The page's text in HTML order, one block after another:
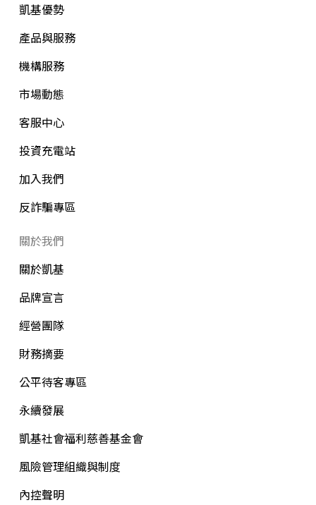
凱基優勢
產品與服務
機構服務
市場動態
客服中心
投資充電站
加入我們
反詐騙專區
關於我們
關於凱基
品牌宣言
經營團隊
財務摘要
公平待客專區
永續發展
凱基社會福利慈善基金會
風險管理組織與制度
內控聲明